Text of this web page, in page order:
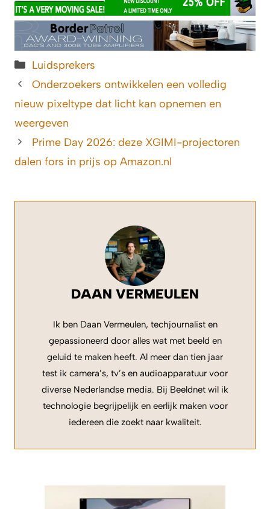
Categorieën
Luidsprekers
Onderzoekers ontwikkelen een volledig
nieuw pixeltype dat licht kan opnemen en
weergeven
Prime Day 2026: deze XGIMI-projectoren
dalen fors in prijs op Amazon.nl
DAAN VERMEULEN
Ik ben Daan Vermeulen, techjournalist en
gepassioneerd door alles wat met beeld en
geluid te maken heeft. Al meer dan tien jaar
test ik camera’s, tv’s en audioapparatuur voor
diverse Nederlandse media. Bij Beeldnet wil ik
technologie begrijpelijk en eerlijk maken voor
iedereen die zoekt naar kwaliteit.